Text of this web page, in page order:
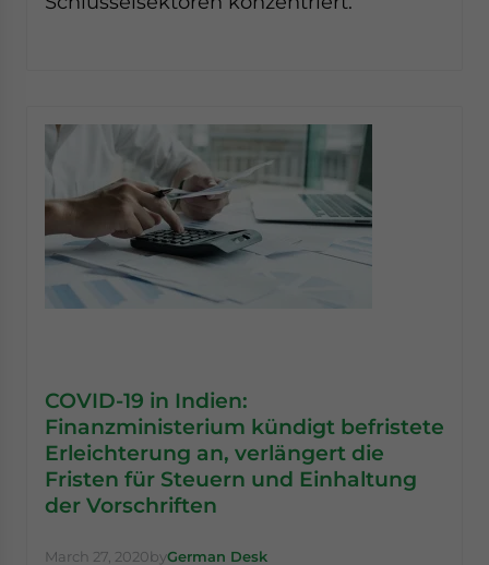
COVID-19 in Indien:
Finanzministerium kündigt befristete
Erleichterung an, verlängert die
Fristen für Steuern und Einhaltung
der Vorschriften
March 27, 2020byGerman Desk